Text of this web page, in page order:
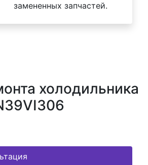
замененных запчастей.
холодильника